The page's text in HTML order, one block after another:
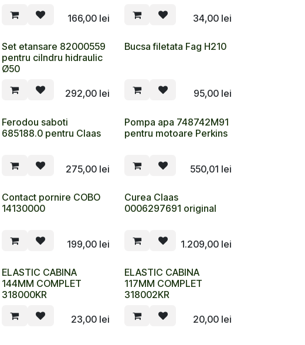
166,00lei 34,00 lei
Set etansare 82000559
pentru cilndru hidraulic
Ø50
292,00lei
Bucsa filetata Fag H210
95,00 lei
Ferodou saboti
685188.0 pentru Claas
275,00lei
Pompa apa 748742M91
pentru motoare Perkins
550,01 lei
Contact pornire COBO
14130000
199,00lei
Curea Claas
0006297691 original
1.209,00 lei
ELASTIC CABINA
144MM COMPLET
318000KR
23,00lei
ELASTIC CABINA
117MM COMPLET
318002KR
20,00 lei